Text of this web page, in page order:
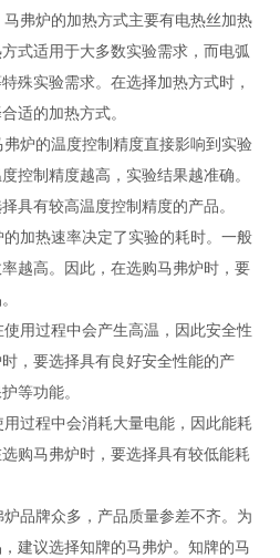
弗炉的加热方式主要有电热丝加热
式适用于大多数实验需求，而电弧
殊实验需求。在选择加热方式时，
适的加热方式。
炉的温度控制精度直接影响到实验
控制精度越高，实验结果越准确。
具有较高温度控制精度的产品。
加热速率决定了实验的耗时。一般
越高。因此，在选购马弗炉时，要
过程中会产生高温，因此安全性
，要选择具有良好安全性能的产
等功能。
过程中会消耗大量电能，因此能耗
购马弗炉时，要选择具有较低能耗
牌众多，产品质量参差不齐。为
建议选择知牌的马弗炉。知牌的马